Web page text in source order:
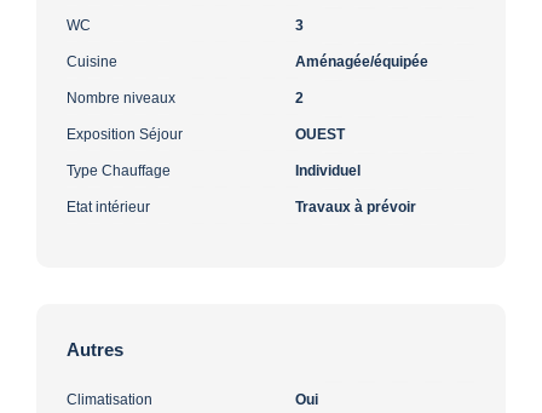
WC 3
Cuisine Aménagée/équipée
Nombre niveaux 2
Exposition Séjour OUEST
Type Chauffage Individuel
Etat intérieur Travaux à prévoir
Autres
Climatisation Oui